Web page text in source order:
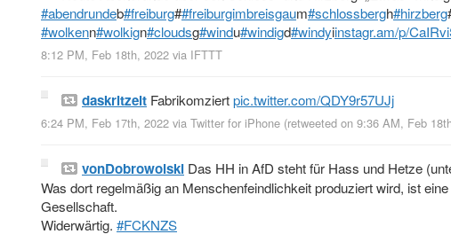
#abendrundeb#freiburg##freiburgimbreisgaum#schlossbergh#hirzberg
#wolkenn#wolkign#cloudsg#windu#windigd#windyiinstagr.am/p/
8:12 PM, Feb 18th, 2022 via IFTTT
daskritzelt Fabrikomziertpic.twitter.com/QDY9r57UJj
6:24 PM, Feb 17th, 2022 via Twitter for iPhone (retweeted on 9:36 AM, Feb
vonDobrowolski Das HH in AfD steht für Hass und Hetze
Was dort regelmäßig an Menschenfeindlichkeit produziert wird, ist
Gesellschaft.
Widerwärtig. #FCKNZS